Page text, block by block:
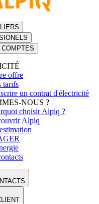
offre
tarifs
un contrat d'électricité
NOUS ?
choisir Alpiq ?
Alpiq